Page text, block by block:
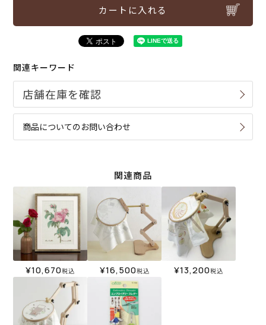
カートに入れる
関連キーワード
商品についてのお問い合わせ
関連商品
¥10,670税込 ¥16,500税込 ¥13,200税込